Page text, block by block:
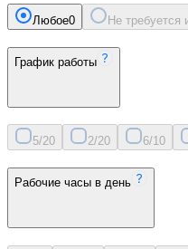
Любое0 Не требуется
График работы
5/20 2/20 6/10
Рабочие часы в день